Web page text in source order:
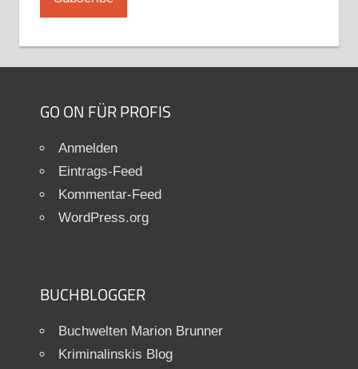
GO ON FÜR PROFIS
Anmelden
Eintrags-Feed
Kommentar-Feed
WordPress.org
BUCHBLOGGER
Buchwelten Marion Brunner
Kriminalinskis Blog